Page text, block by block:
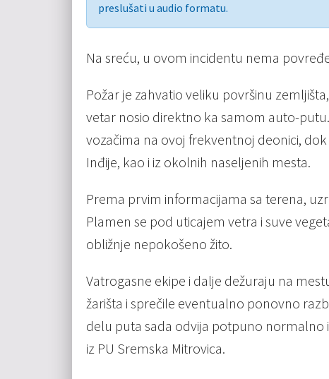
preslušati u audio formatu.
Na sreću, u ovom incidentu nema
Požar je zahvatio veliku površinu
vetar nosio direktno ka samom auto-
vozačima na ovoj frekventnoj deonici,
Inđije, kao i iz okolnih naseljenih mesta.
Prema prvim informacijama sa terena,
Plamen se pod uticajem vetra i suve
obližnje nepokošeno žito.
Vatrogasne ekipe i dalje dežuraju na
žarišta i sprečile eventualno ponovno
delu puta sada odvija potpuno normalno
iz PU Sremska Mitrovica.